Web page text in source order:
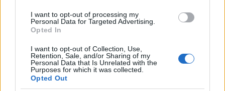
I want to opt-out of processing my
Personal Data for Targeted Advertising.
Opted In
I want to opt-out of Collection, Use,
Retention, Sale, and/or Sharing of my
Personal Data that Is Unrelated with the
Purposes for which it was collected.
Opted Out
a XIV. kerületi Zsivora parkban. A beruházás számos
klímavédelmi megoldást is tartalmaz: a csapadékvíz helyben